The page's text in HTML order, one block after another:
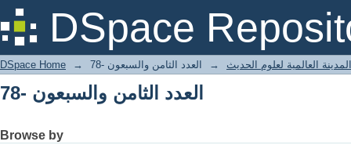
DSpace
العدد الثامن والسبعون -78
DSpace Home → العالمية لعلوم الحديث → العدد الثامن والسبعون -78
العدد الثامن والسبعون -78
Browse by